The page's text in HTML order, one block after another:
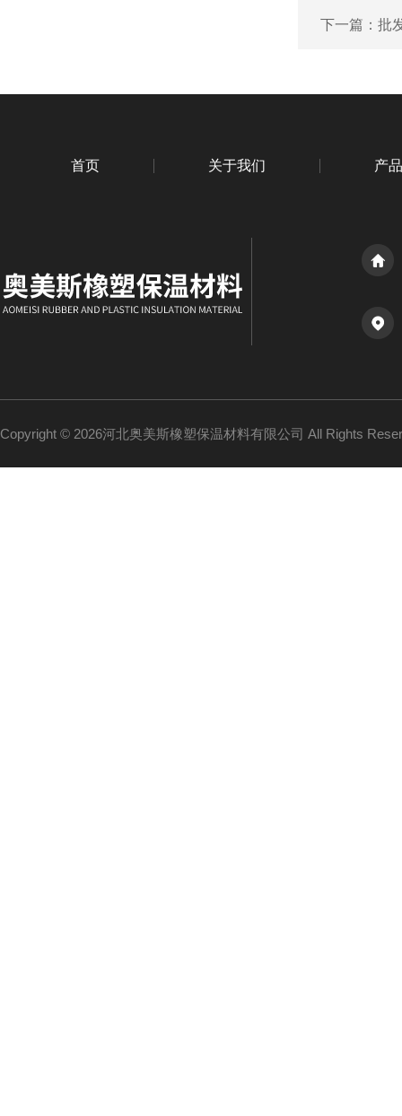
下一篇： 批
首页 关于我们 产
Copyright © 2026河北奥美斯橡塑保温材料有限公司 All Rights